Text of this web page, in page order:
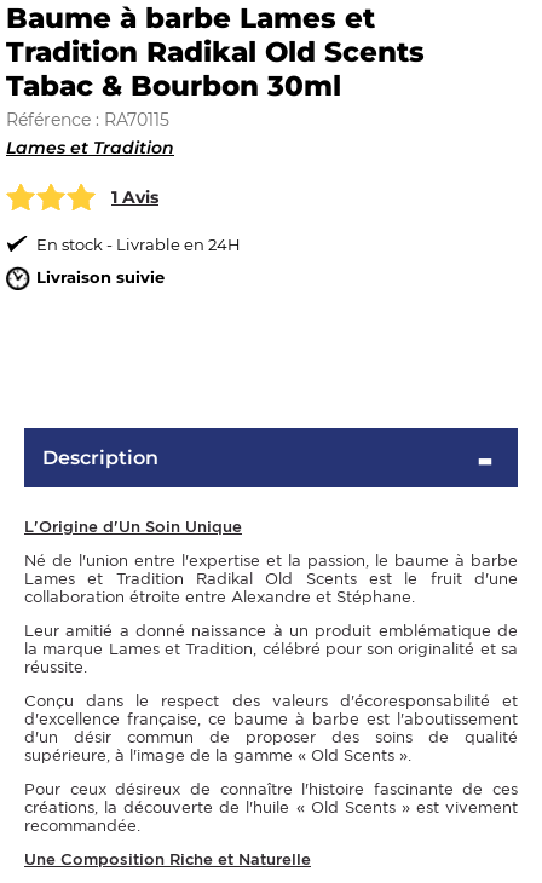
Baume à barbe Lames et
Tradition Radikal Old Scents
Tabac & Bourbon 30ml
Référence : RA70115
Lames et Tradition
1 Avis
En stock - Livrable en 24H
Livraison suivie
Description
L'Origine d'Un Soin Unique
Né de l'union entre l'expertise et la passion, le baume à barbe
Lames et Tradition Radikal Old Scents est le fruit d'une
collaboration étroite entre Alexandre et Stéphane.
Leur amitié a donné naissance à un produit emblématique de
la marque Lames et Tradition, célébré pour son originalité et sa
réussite.
Conçu dans le respect des valeurs d'écoresponsabilité et
d'excellence française, ce baume à barbe est l'aboutissement
d'un désir commun de proposer des soins de qualité
supérieure, à l'image de la gamme « Old Scents ».
Pour ceux désireux de connaître l'histoire fascinante de ces
créations, la découverte de l'huile « Old Scents » est vivement
recommandée.
Une Composition Riche et Naturelle